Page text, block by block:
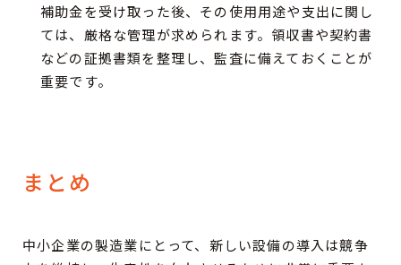
補助金を受け取った後、その使用用途や支出に関し
ては、厳格な管理が求められます。領収書や契約書
などの証拠書類を整理し、監査に備えておくことが
重要です。
まとめ
中小企業の製造業にとって、新しい設備の導入は競争